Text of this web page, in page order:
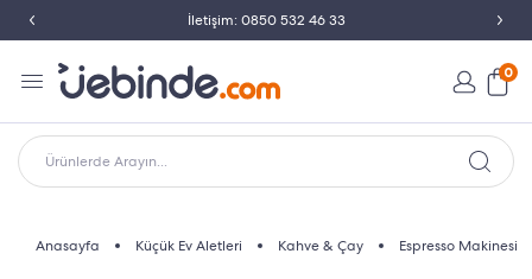
İletişim: 0850 532 46 33
0
Ürünlerde Arayın...
Anasayfa Küçük Ev Aletleri Kahve & Çay Espresso Makinesi